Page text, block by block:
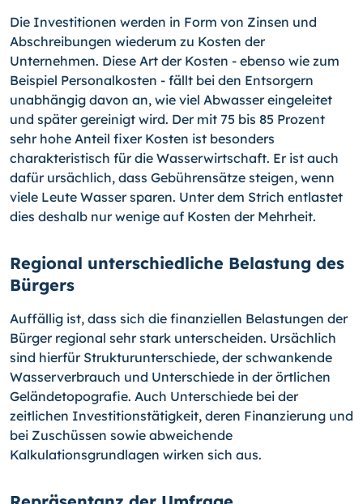
Die Investitionen werden in Form von Zinsen und
Abschreibungen wiederum zu Kosten der
Unternehmen. Diese Art der Kosten - ebenso wie zum
Beispiel Personalkosten - fällt bei den Entsorgern
unabhängig davon an, wie viel Abwasser eingeleitet
und später gereinigt wird. Der mit 75 bis 85 Prozent
sehr hohe Anteil fixer Kosten ist besonders
charakteristisch für die Wasserwirtschaft. Er ist auch
dafür ursächlich, dass Gebührensätze steigen, wenn
viele Leute Wasser sparen. Unter dem Strich entlastet
dies deshalb nur wenige auf Kosten der Mehrheit.
Regional unterschiedliche Belastung des
Bürgers
Auffällig ist, dass sich die finanziellen Belastungen der
Bürger regional sehr stark unterscheiden. Ursächlich
sind hierfür Strukturunterschiede, der schwankende
Wasserverbrauch und Unterschiede in der örtlichen
Geländetopografie. Auch Unterschiede bei der
zeitlichen Investitionstätigkeit, deren Finanzierung und
bei Zuschüssen sowie abweichende
Kalkulationsgrundlagen wirken sich aus.